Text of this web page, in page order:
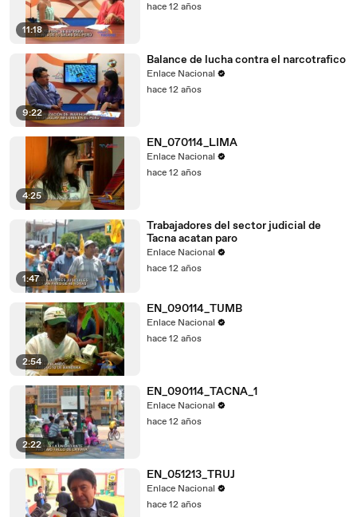
11:18
hace 12 años
9:22
Balance de lucha contra el narcotrafico
Enlace Nacional
hace 12 años
4:25
EN_070114_LIMA
Enlace Nacional
hace 12 años
1:47
Trabajadores del sector judicial de
Tacna acatan paro
Enlace Nacional
hace 12 años
2:54
EN_090114_TUMB
Enlace Nacional
hace 12 años
2:22
EN_090114_TACNA_1
Enlace Nacional
hace 12 años
EN_051213_TRUJ
Enlace Nacional
hace 12 años